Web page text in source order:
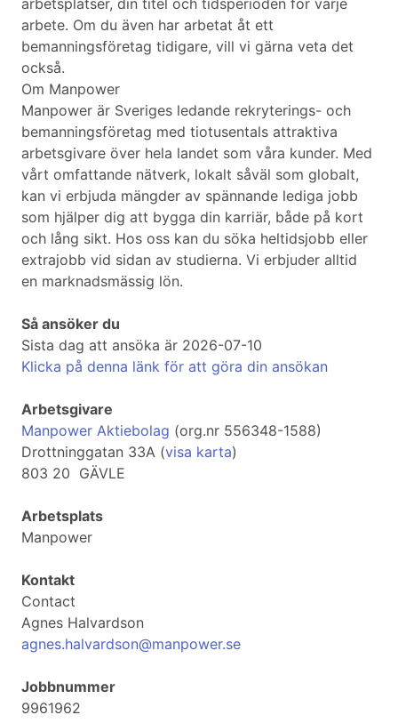
arbetsplatser, din titel och tidsperioden för varje
arbete. Om du även har arbetat åt ett
bemanningsföretag tidigare, vill vi gärna veta det
också.
Om Manpower
Manpower är Sveriges ledande rekryterings- och
bemanningsföretag med tiotusentals attraktiva
arbetsgivare över hela landet som våra kunder. Med
vårt omfattande nätverk, lokalt såväl som globalt,
kan vi erbjuda mängder av spännande lediga jobb
som hjälper dig att bygga din karriär, både på kort
och lång sikt. Hos oss kan du söka heltidsjobb eller
extrajobb vid sidan av studierna. Vi erbjuder alltid
en marknadsmässig lön.
Så ansöker du
Sista dag att ansöka är 2026-07-10
Klicka på denna länk för att göra din ansökan
Arbetsgivare
Manpower Aktiebolag (org.nr 556348-1588)
Drottninggatan 33A (visa karta)
803 20 GÄVLE
Arbetsplats
Manpower
Kontakt
Contact
Agnes Halvardson
agnes.halvardson@manpower.se
Jobbnummer
9961962